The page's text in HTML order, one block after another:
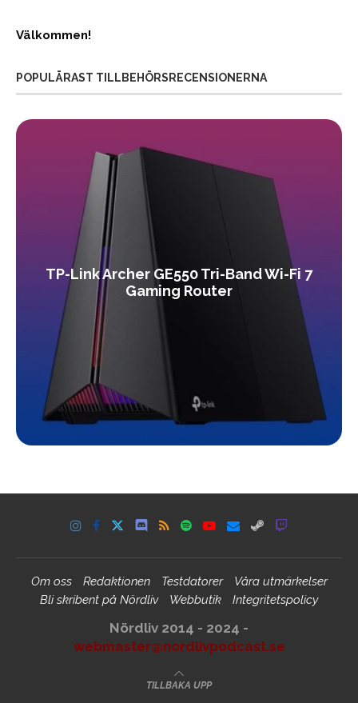
Välkommen!
POPULÄRAST TILLBEHÖRSRECENSIONERNA
TP-Link Archer GE550 Tri-Band Wi-Fi 7
Gaming Router
Om oss Redaktionen Testdatorer
Våra utmärkelser
Bli skribent på Nördliv
Webbutik Integritetspolicy
Nördliv 2014 - 2024 -
webmaster@nordlivpodcast.se
TILLBAKA UPP